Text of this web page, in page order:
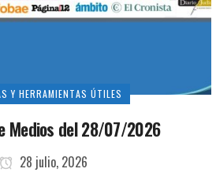
Y HERRAMIENTAS ÚTILES
Medios del 28/07/2026
28 julio, 2026